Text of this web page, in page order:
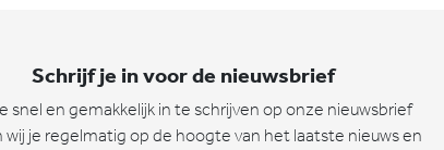
Schrijf je in voor de nieuwsbrief
snel en gemakkelijk in te schrijven op onze nieuwsbrief
wij je regelmatig op de hoogte van het laatste nieuws en